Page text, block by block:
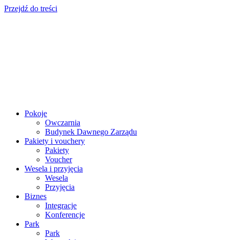
Przejdź do treści
Pokoje
Owczarnia
Budynek Dawnego Zarządu
Pakiety i vouchery
Pakiety
Voucher
Wesela i przyjęcia
Wesela
Przyjęcia
Biznes
Integracje
Konferencje
Park
Park